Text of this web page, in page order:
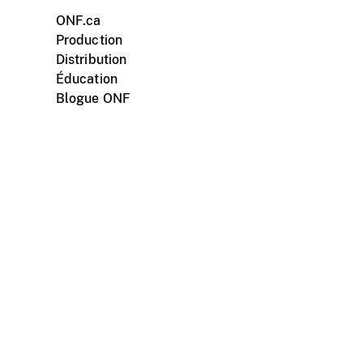
ONF.ca
Production
Distribution
Éducation
Blogue ONF